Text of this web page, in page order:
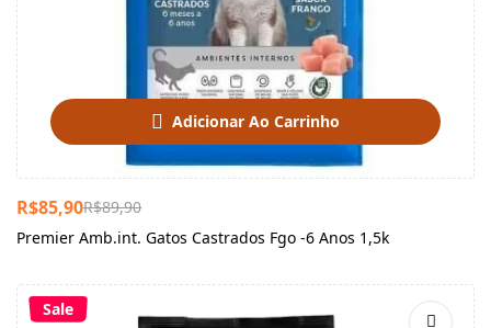
Adicionar Ao Carrinho
R$89,90
R$85,90
Premier Amb.int. Gatos Castrados Fgo -6 Anos 1,5k
Sale